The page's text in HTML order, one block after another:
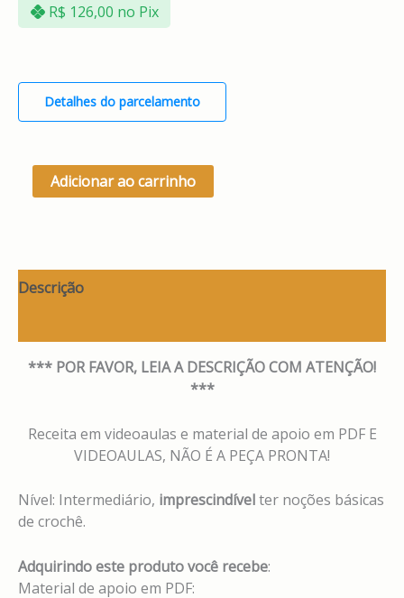
R$ 126,00 no Pix
Detalhes do parcelamento
Adicionar ao carrinho
Descrição
*** POR FAVOR, LEIA A DESCRIÇÃO COM ATENÇÃO!
***
Receita em videoaulas e material de apoio em PDF E
VIDEOAULAS, NÃO É A PEÇA PRONTA!
Nível: Intermediário, imprescindívelter noções básicas
de crochê.
Adquirindo este produto você recebe:
Material de apoio em PDF: